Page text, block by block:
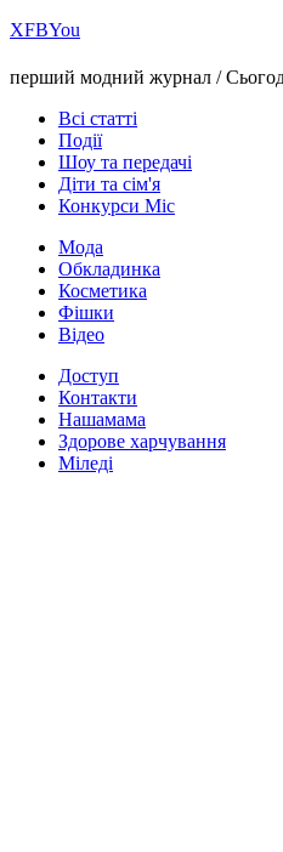
ХFBYou
перший модний журнал /
Всі статті
Події
Шоу та передачі
Діти та сім'я
Конкурси Міс
Мода
Обкладинка
Косметика
Фішки
Відео
Доступ
Контакти
Нашамама
Здорове харчування
Міледі